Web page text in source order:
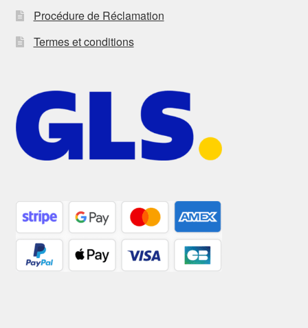
Procédure de Réclamation
Termes et conditions